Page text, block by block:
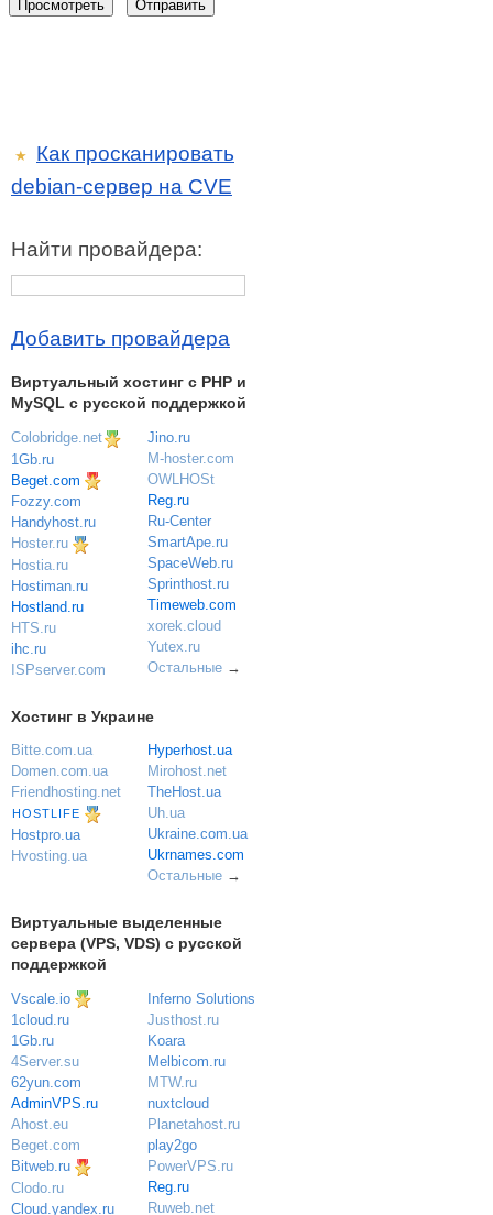
★
Как просканировать
debian-сервер на CVE
Найти провайдера:
Добавить провайдера
Виртуальный хостинг c PHP и
MySQL с русской поддержкой
Colobridge.net
1Gb.ru
Beget.com
Fozzy.com
Handyhost.ru
Hoster.ru
Hostia.ru
Hostiman.ru
Hostland.ru
HTS.ru
ihc.ru
ISPserver.com
Jino.ru
M-hoster.com
OWLHOSt
Reg.ru
Ru-Center
SmartApe.ru
SpaceWeb.ru
Sprinthost.ru
Timeweb.com
xorek.cloud
Yutex.ru
Остальные→
Хостинг в Украине
Bitte.com.ua
Domen.com.ua
Friendhosting.net
HOSTLIFE
Hostpro.ua
Hvosting.ua
Hyperhost.ua
Mirohost.net
TheHost.ua
Uh.ua
Ukraine.com.ua
Ukrnames.com
Остальные→
Виртуальные выделенные
сервера (VPS, VDS) с русской
поддержкой
Vscale.io
1cloud.ru
1Gb.ru
4Server.su
62yun.com
AdminVPS.ru
Ahost.eu
Beget.com
Bitweb.ru
Clodo.ru
Cloud.yandex.ru
Inferno Solutions
Justhost.ru
Koara
Melbicom.ru
MTW.ru
nuxtcloud
Planetahost.ru
play2go
PowerVPS.ru
Reg.ru
Ruweb.net